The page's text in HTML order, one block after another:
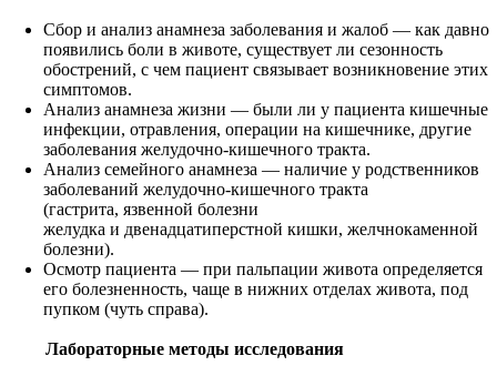
Сбор и анализ анамнеза заболевания и жалоб — как давно
появились боли в животе, существует ли сезонность
обострений, с чем пациент связывает возникновение этих
симптомов.
Анализ анамнеза жизни — были ли у пациента кишечные
инфекции, отравления, операции на кишечнике, другие
заболевания желудочно-кишечного тракта.
Анализ семейного анамнеза — наличие у родственников
заболеваний желудочно-кишечного тракта
(гастрита, язвенной болезни
желудка и двенадцатиперстной кишки, желчнокаменной
болезни).
Осмотр пациента — при пальпации живота определяется
его болезненность, чаще в нижних отделах живота, под
пупком (чуть справа).
Лабораторные методы исследования